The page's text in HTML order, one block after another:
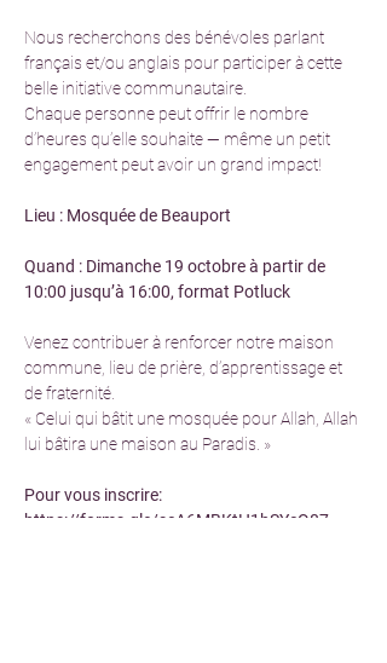
Nous recherchons des bénévoles parlant
français et/ou anglais pour participer à cette
belle initiative communautaire.
Chaque personne peut offrir le nombre
d’heures qu’elle souhaite — même un petit
engagement peut avoir un grand impact!
Lieu : Mosquée de Beauport
Quand : Dimanche 19 octobre à partir de
10:00 jusqu’à 16:00, format Potluck
Venez contribuer à renforcer notre maison
commune, lieu de prière, d’apprentissage et
de fraternité.
« Celui qui bâtit une mosquée pour Allah, Allah
lui bâtira une maison au Paradis. »
Pour vous inscrire:
https://forms.gle/scA6MBKtH1hSYcQ87